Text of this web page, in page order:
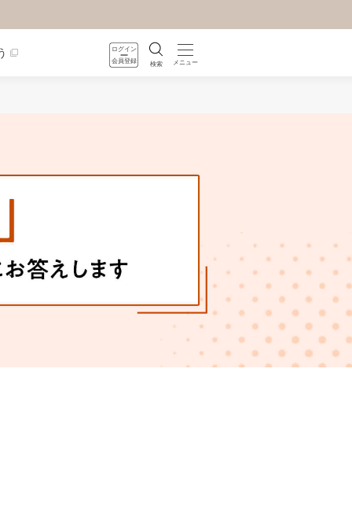
ログイン
会員登録
検索 メニュー